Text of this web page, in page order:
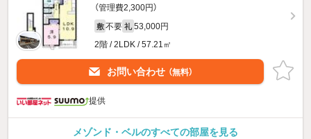
（管理費2,300円）
敷 不要 礼 53,000円
2階 / 2LDK / 57.21㎡
お問い合わせ （無料）
提供
メゾンド・ベルのすべての部屋を見る